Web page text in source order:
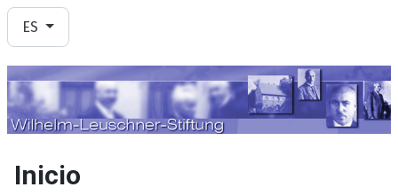
Seleccione su idioma
ES
Inicio